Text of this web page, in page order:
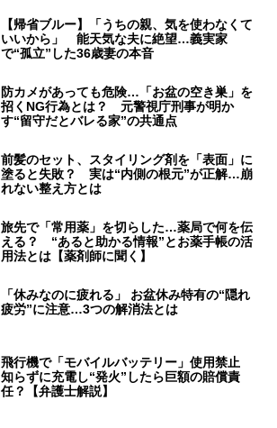
【帰省ブルー】「うちの親、気を使わなくて
いいから」 能天気な夫に絶望…義実家
で“孤立”した36歳妻の本音
防カメがあっても危険…「お盆の空き巣」を
招くNG行為とは？ 元警視庁刑事が明か
す“留守だとバレる家”の共通点
前髪のセット、スタイリング剤を「表面」に
塗ると失敗？ 実は“内側の根元”が正解…崩
れない整え方とは
旅先で「常用薬」を切らした…薬局で何を伝
える？ “あると助かる情報”とお薬手帳の活
用法とは【薬剤師に聞く】
「休みなのに疲れる」 お盆休み特有の“隠れ
疲労”に注意…3つの解消法とは
飛行機で「モバイルバッテリー」使用禁止
知らずに充電し“発火”したら巨額の賠償責
任？【弁護士解説】